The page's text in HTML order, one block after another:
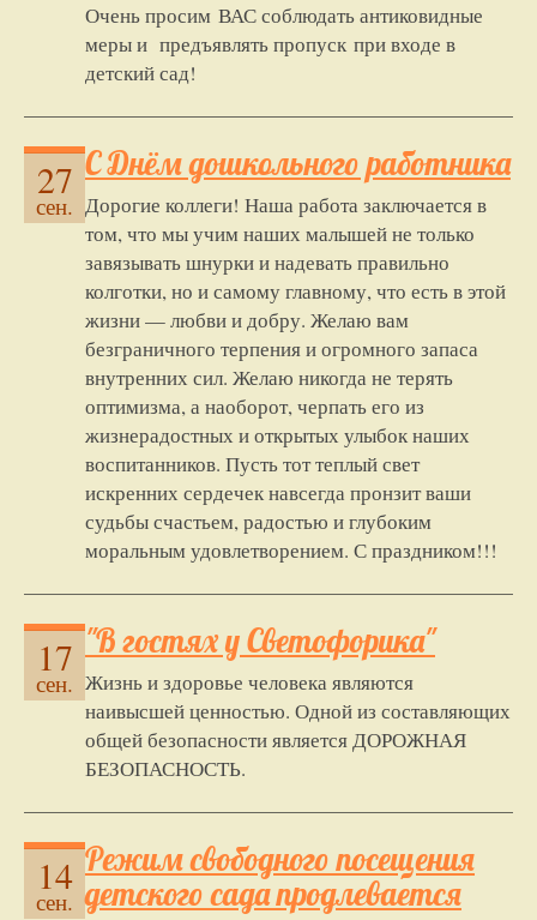
Очень просим ВАС соблюдать антиковидные
меры и предъявлять пропуск при входе в
детский сад!
27
сен.
С Днём дошкольного работника
Дорогие коллеги! Наша работа заключается в
том, что мы учим наших малышей не только
завязывать шнурки и надевать правильно
колготки, но и самому главному, что есть в этой
жизни — любви и добру. Желаю вам
безграничного терпения и огромного запаса
внутренних сил. Желаю никогда не терять
оптимизма, а наоборот, черпать его из
жизнерадостных и открытых улыбок наших
воспитанников. Пусть тот теплый свет
искренних сердечек навсегда пронзит ваши
судьбы счастьем, радостью и глубоким
моральным удовлетворением. С праздником!!!
17
сен.
"В гостях у Светофорика"
Жизнь и здоровье человека являются
наивысшей ценностью. Одной из составляющих
общей безопасности является ДОРОЖНАЯ
БЕЗОПАСНОСТЬ.
14
сен.
Режим свободного посещения
детского сада продлевается